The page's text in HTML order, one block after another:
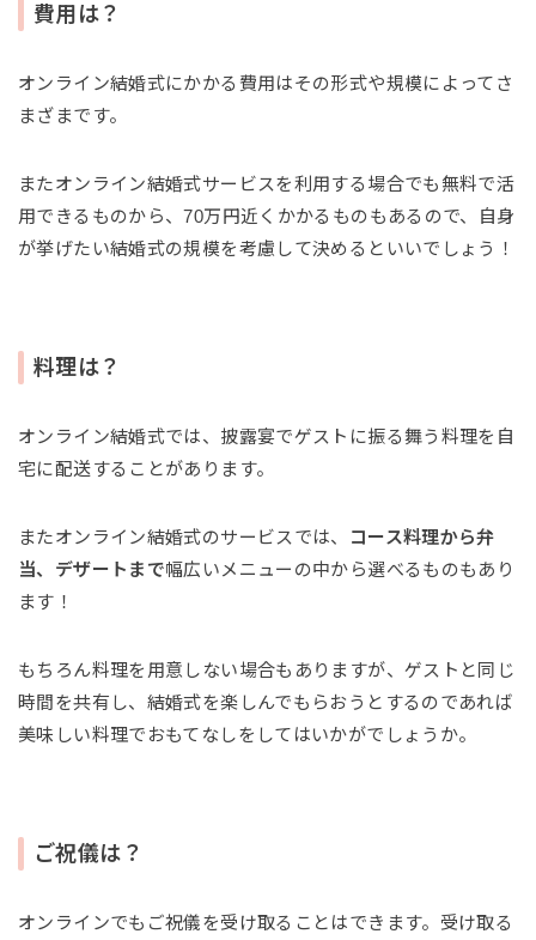
費用は？
オンライン結婚式にかかる費用はその形式や規模によってさ
まざまです。
またオンライン結婚式サービスを利用する場合でも無料で活
用できるものから、70万円近くかかるものもあるので、自身
が挙げたい結婚式の規模を考慮して決めるといいでしょう！
料理は？
オンライン結婚式では、披露宴でゲストに振る舞う料理を自
宅に配送することがあります。
またオンライン結婚式のサービスでは、
コース料理から弁
当、デザートまで幅広いメニューの中から選べるものもあり
ます！
もちろん料理を用意しない場合もありますが、ゲストと同じ
時間を共有し、結婚式を楽しんでもらおうとするのであれば
美味しい料理でおもてなしをしてはいかがでしょうか。
ご祝儀は？
オンラインでもご祝儀を受け取ることはできます。受け取る